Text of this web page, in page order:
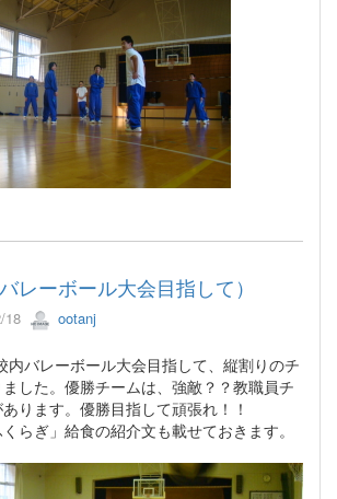
レーボール大会目指して）
18 ootanj
バレーボール大会目指して、縦割りのチ
した。優勝チームは、強敵？？教職員チ
ります。優勝目指して頑張れ！！
らぎ」給食の紹介文も載せておきます。